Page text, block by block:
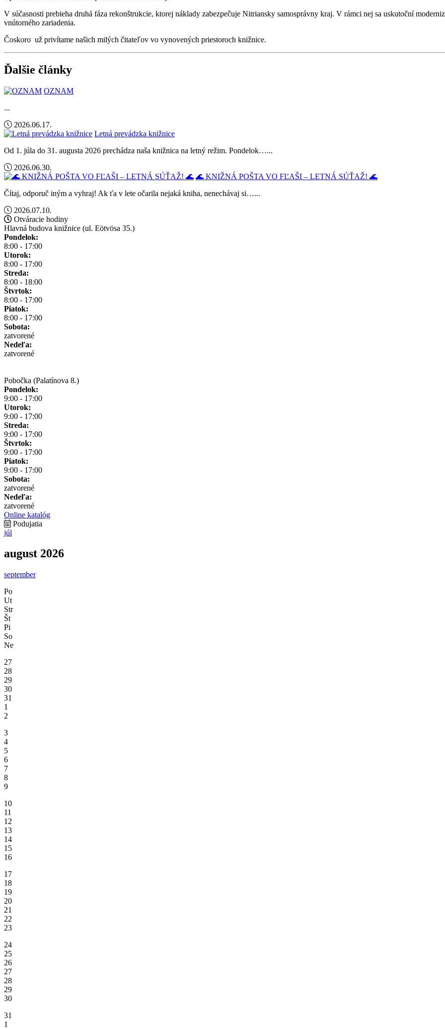
V súčasnosti prebieha druhá fáza rekonštrukcie, ktorej náklady zabezpečuje Nitriansky samosprávny kraj. V rámci nej sa uskutoční
vnútorného zariadenia.
Čoskoro už privítame našich milých čitateľov vo vynovených priestoroch knižnice.
Ďalšie články
OZNAM
...
2026.06.17.
Letná prevádzka knižnice
Od 1. júla do 31. augusta 2026 prechádza naša knižnica na letný režim. Pondelok…...
2026.06.30.
🌊 KNIŽNÁ POŠTA VO FĽAŠI – LETNÁ SÚŤAŽ! 🌊
Čítaj, odporuč iným a vyhraj! Ak ťa v lete očarila nejaká kniha, nenechávaj si…...
2026.07.10.
Otváracie hodiny
Hlavná budova knižnice (ul. Eötvösa 35.)
Pondelok:
8:00 - 17:00
Utorok:
8:00 - 17:00
Streda:
8:00 - 18:00
Štvrtok:
8:00 - 17:00
Piatok:
8:00 - 17:00
Sobota:
zatvorené
Nedeľa:
zatvorené
Pobočka (Palatínova 8.)
Pondelok:
9:00 - 17:00
Utorok:
9:00 - 17:00
Streda:
9:00 - 17:00
Štvrtok:
9:00 - 17:00
Piatok:
9:00 - 17:00
Sobota:
zatvorené
Nedeľa:
zatvorené
Online katalóg
Podujatia
júl
august 2026
september
Po
Ut
Str
Št
Pi
So
Ne
27
28
29
30
31
1
2
3
4
5
6
7
8
9
10
11
12
13
14
15
16
17
18
19
20
21
22
23
24
25
26
27
28
29
30
31
1